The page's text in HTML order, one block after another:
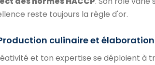
reste toujours la règle d'or.
culinaire et
et ton expertise se déploient à